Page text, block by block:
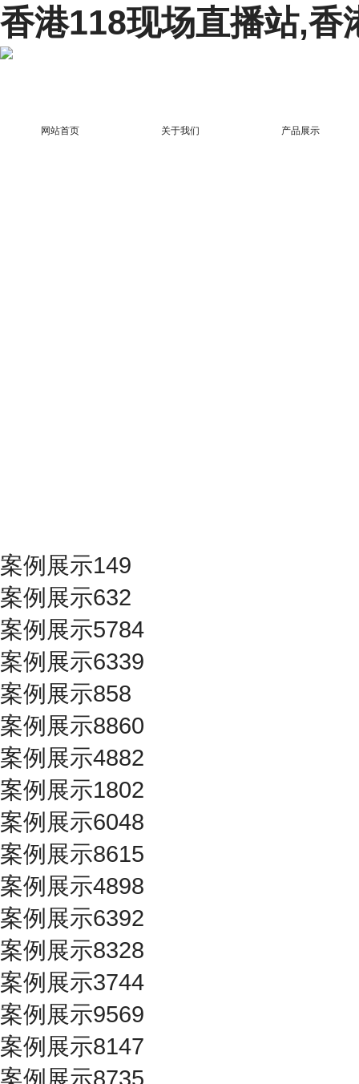
香港118现场直播站,香
网站首页 关于我们 产品展示
案例展示149
案例展示632
案例展示5784
案例展示6339
案例展示858
案例展示8860
案例展示4882
案例展示1802
案例展示6048
案例展示8615
案例展示4898
案例展示6392
案例展示8328
案例展示3744
案例展示9569
案例展示8147
案例展示8735